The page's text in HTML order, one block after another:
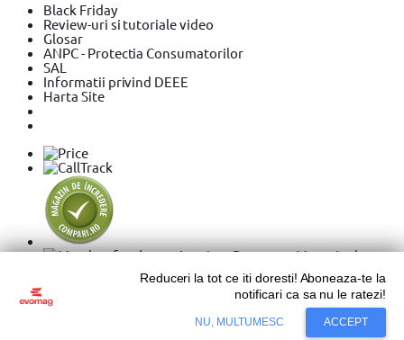
Adaugă în coș
Black Friday
Review-uri si tutoriale video
Glosar
ANPC - Protectia Consumatorilor
SAL
Informatii privind DEEE
Harta Site
Copyright © 2026 Evolution Systems SRL. Centrul Logistic
Apollo, Bloc C, Drumul Intre Tarlale 160 - 174, Sector 3,
Reduceri la tot ce iti doresti! Aboneaza-te la
notificari ca sa nu le ratezi!
NU, MULTUMESC ACCEPT